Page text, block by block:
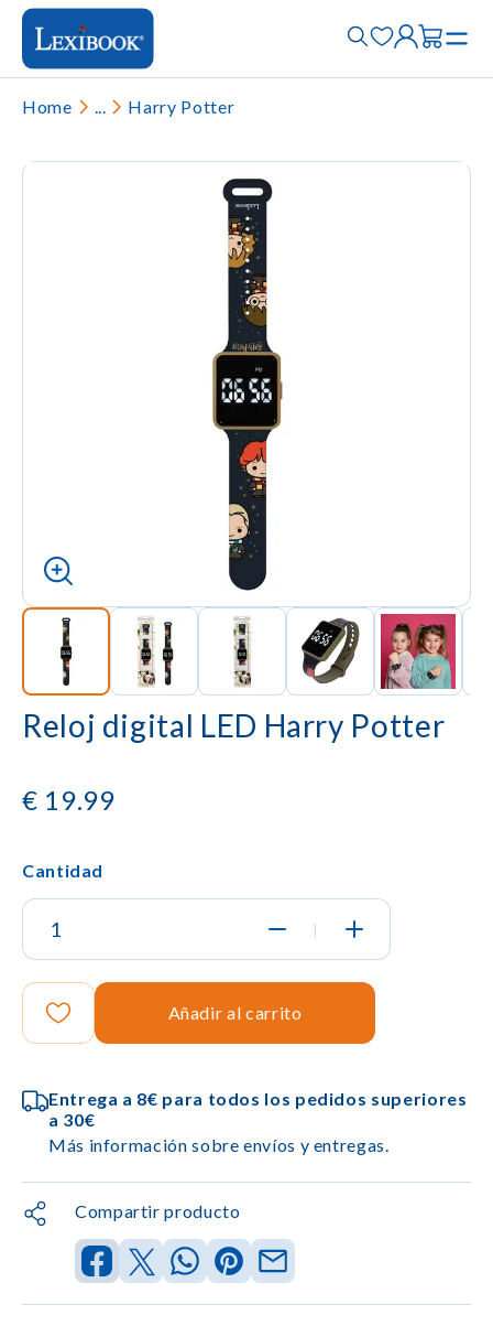
Home ... Harry Potter
Reloj digital LED Harry Potter
€ 19.99
Cantidad
|
Añadir al carrito
Entrega a 8€ para todos los pedidos superiores
a 30€
Más información sobre envíos y entregas.
Compartir producto